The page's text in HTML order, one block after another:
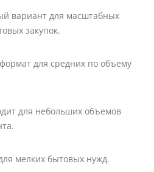
вариант для масштабных
закупок.
для средних по объему
для небольших объемов
мелких бытовых нужд.